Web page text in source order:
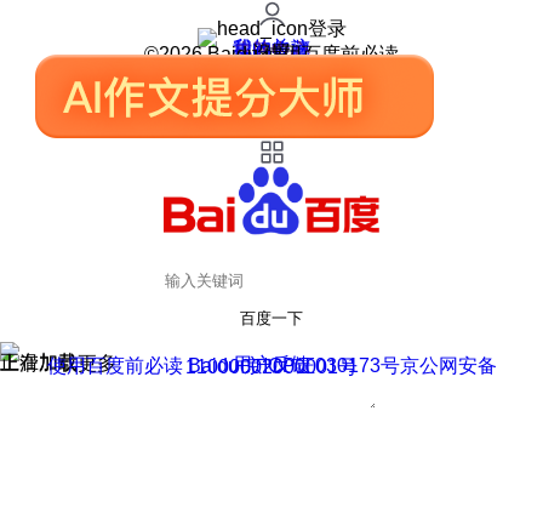
登录
我的关注
我的收藏
皮肤中心
用户反馈
设置
©2026 Baidu 使用百度前必读
百度一下
正在加载
上滑加载更多 用户反馈
使用百度前必读 Baidu 京ICP证030173号
京公网安备11000002000001号